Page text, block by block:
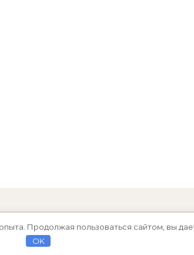
Продолжая пользоваться сайтом, вы
OK